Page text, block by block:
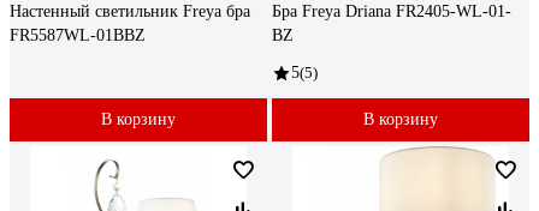
Настенный светильник Freya бра
FR5587WL-01BBZ
В корзину
Бра Freya Driana FR2405-WL-01-
BZ
5(5)
В корзину